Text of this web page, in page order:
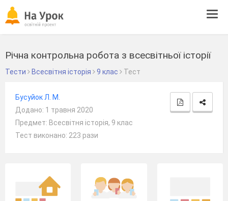
Річна контрольна робота з всесвітньої історії
Тести Всесвітня історія 9 клас Тест
Бусуйок Л. М.
Додано: 1 травня 2020
Предмет: Всесвітня історія, 9 клас
Тест виконано: 223 рази